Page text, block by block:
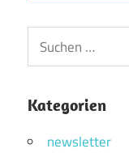
Suchen
nach:
Kategorien
newsletter